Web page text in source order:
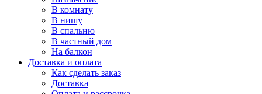
В комнату
В нишу
В спальню
В частный дом
На балкон
Доставка и оплата
Как сделать заказ
Доставка